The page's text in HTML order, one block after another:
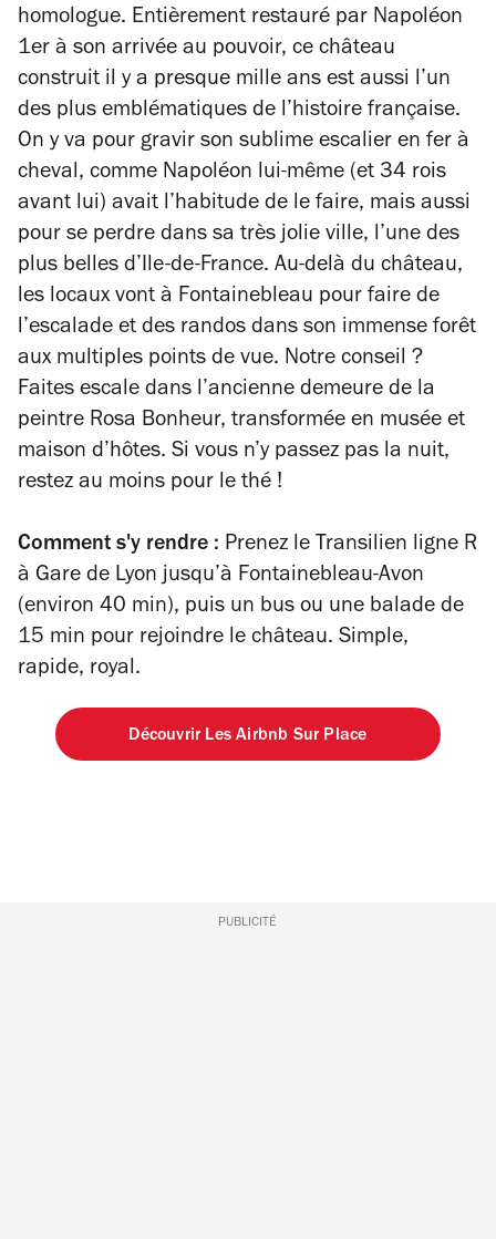
homologue. Entièrement restauré par Napoléon
1er à son arrivée au pouvoir, ce château
construit il y a presque mille ans est aussi l’un
des plus emblématiques de l’histoire française.
On y va pour gravir son sublime escalier en fer à
cheval, comme Napoléon lui-même (et 34 rois
avant lui) avait l’habitude de le faire, mais aussi
pour se perdre dans sa très jolie ville, l’une des
plus belles d’Ile-de-France. Au-delà du château,
les locaux vont à Fontainebleau pour faire de
l’escalade et des randos dans son immense forêt
aux multiples points de vue. Notre conseil ?
Faites escale dans l’ancienne demeure de la
peintre Rosa Bonheur, transformée en musée et
maison d’hôtes. Si vous n’y passez pas la nuit,
restez au moins pour le thé !
Comment s'y rendre : Prenez le Transilien ligne R
à Gare de Lyon jusqu’à Fontainebleau-Avon
(environ 40 min), puis un bus ou une balade de
15 min pour rejoindre le château. Simple,
rapide, royal.
Découvrir Les Airbnb Sur Place
PUBLICITÉ